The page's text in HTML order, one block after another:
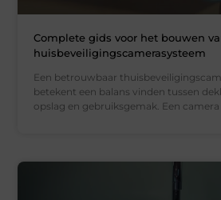
Complete gids voor het bouwen
huisbeveiligingscamerasysteem
Een betrouwbaar
betekent een balans vinden tussen
opslag en gebruiksgemak. Een